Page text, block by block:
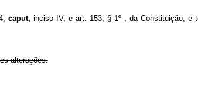
caput,inciso IV, e art. 153, § 1º , da Constituição, e
alterações: